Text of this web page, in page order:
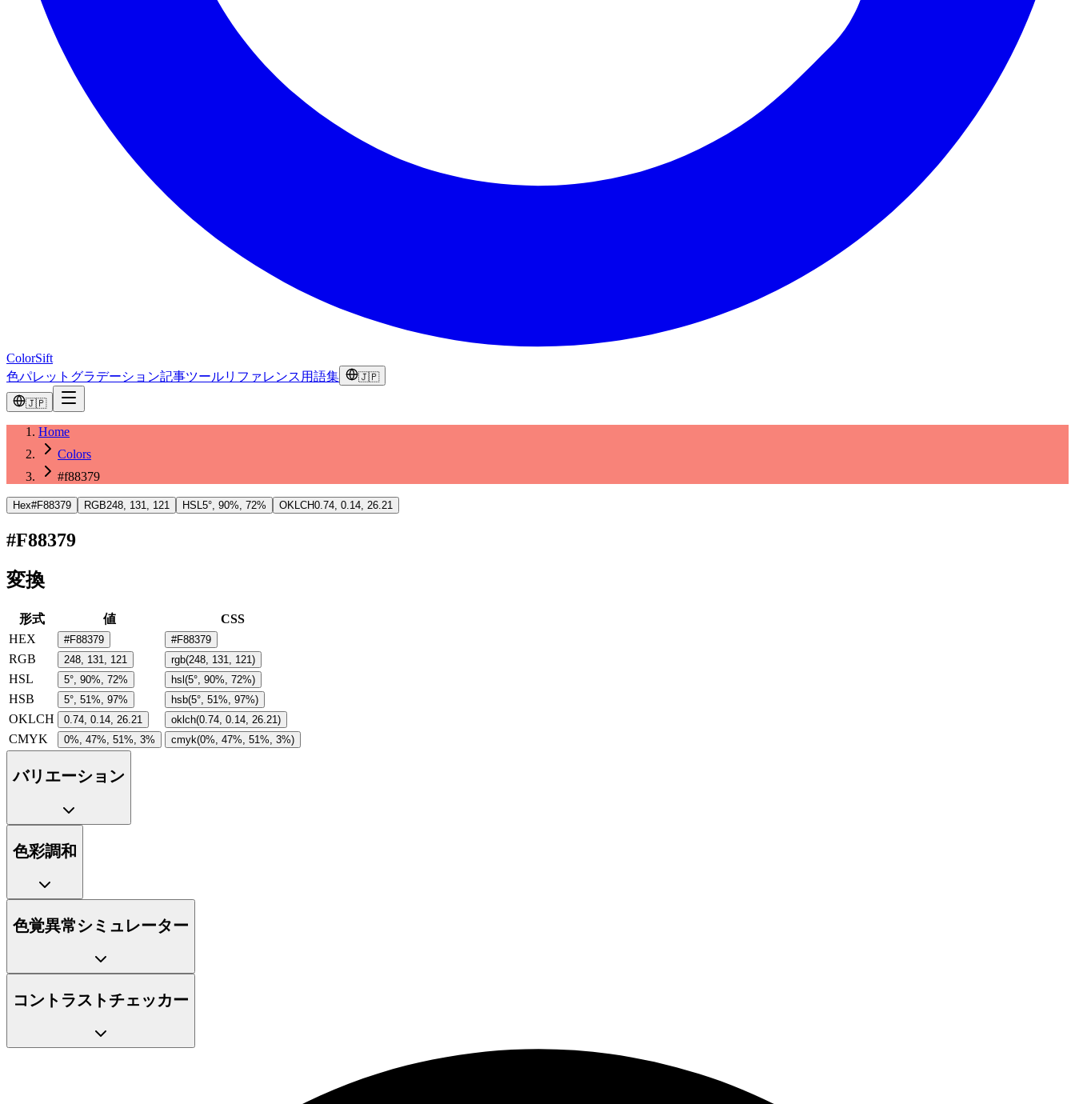
ColorSift
色パレット グラデーション記事ツールリファレンス 用語集 🇯🇵
🇯🇵
Home
Colors
#f88379
Hex#F88379 RGB248, 131, 121 HSL5°, 90%, 72% OKLCH0.74, 0.14, 26.21
#F88379
変換
形式 値
CSS
HEX
#F88379 #F88379
RGB 248, 131, 121 rgb(248, 131, 121)
HSL 5°, 90%, 72% hsl(5°, 90%, 72%)
HSB 5°, 51%, 97% hsb(5°, 51%, 97%)
OKLCH 0.74, 0.14, 26.21 oklch(0.74, 0.14, 26.21)
CMYK 0%, 47%, 51%, 3% cmyk(0%, 47%, 51%, 3%)
バリエーション
色彩調和
色覚異常シミュレーター
コントラストチェッカー